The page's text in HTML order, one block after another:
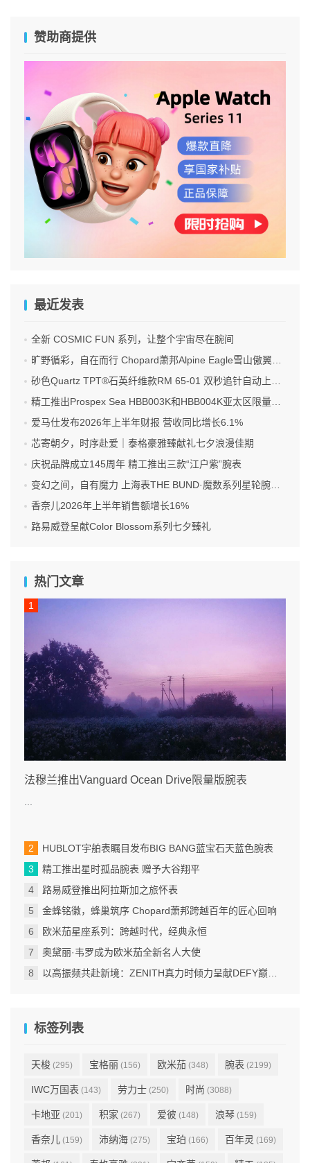
赞助商提供
最近发表
全新 COSMIC FUN 系列，让整个宇宙尽在腕间
旷野循彩，自在而行 Chopard萧邦Alpine Eagle雪山傲翼系列时计臻选
砂色Quartz TPT®石英纤维款RM 65-01 双秒追针自动上链计时码表
精工推出Prospex Sea HBB003K和HBB004K亚太区限量版腕表
爱马仕发布2026年上半年财报 营收同比增长6.1%
芯寄朝夕，时序赴爱｜泰格豪雅臻献礼七夕浪漫佳期
庆祝品牌成立145周年 精工推出三款“江户紫”腕表
变幻之间，自有魔力 上海表THE BUND·魔数系列星轮腕表焕新双面登场
香奈儿2026年上半年销售额增长16%
路易威登呈献Color Blossom系列七夕臻礼
热门文章
法穆兰推出Vanguard Ocean Drive限量版腕表
...
HUBLOT宇舶表瞩目发布BIG BANG蓝宝石天蓝色腕表
精工推出星时孤品腕表 赠予大谷翔平
路易威登推出阿拉斯加之旅怀表
金蜂铭徽，蜂巢筑序 Chopard萧邦跨越百年的匠心回响
欧米茄星座系列：跨越时代，经典永恒
奥黛丽·韦罗成为欧米茄全新名人大使
以高振频共赴新境：ZENITH真力时倾力呈献DEFY巅峰系列EXTREME ULTRAVIOLET腕表
标签列表
天梭 (295) 宝格丽 (156) 欧米茄 (348) 腕表 (2199)
IWC万国表 (143) 劳力士 (250) 时尚 (3088)
卡地亚 (201) 积家 (267) 爱彼 (148) 浪琴 (159)
香奈儿 (159) 沛纳海 (275) 宝珀 (166) 百年灵 (169)